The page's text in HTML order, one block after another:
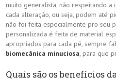
muito generalista, não respeitando
cada alteração, ou seja, podem até
não foi feita especialmente pro seu
personalizada é feita de material
apropriados para cada pé, sempre
biomecânica minuciosa, para que
Quais são os benefícios